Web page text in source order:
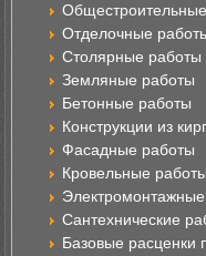
Отделочные
Столярные работы
Земляные работы
Бетонные работы
Конструкции из
Фасадные работы
Кровельные работы
Сантехнические
Базовые расценки